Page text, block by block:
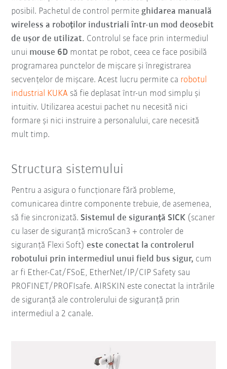
posibil. Pachetul de control permite ghidarea manuală
wireless a roboților industriali într-un mod deosebit
de ușor de utilizat. Controlul se face prin intermediul
unui mouse 6D montat pe robot, ceea ce face posibilă
programarea punctelor de mișcare și înregistrarea
secvențelor de mișcare. Acest lucru permite ca robotul
industrial KUKA să fie deplasat într-un mod simplu și
intuitiv. Utilizarea acestui pachet nu necesită nici
formare și nici instruire a personalului, care necesită
mult timp.
Structura sistemului
Pentru a asigura o funcționare fără probleme,
comunicarea dintre componente trebuie, de asemenea,
să fie sincronizată.Sistemul de siguranță SICK (scaner
cu laser de siguranță microScan3 + controler de
siguranță Flexi Soft) este conectat la controlerul
robotului prin intermediul unui field bus sigur, cum
ar fi Ether-Cat/FSoE, EtherNet/IP/CIP Safety sau
PROFINET/PROFIsafe. AIRSKIN este conectat la intrările
de siguranță ale controlerului de siguranță prin
intermediul a 2 canale.